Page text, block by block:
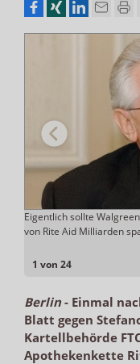
1 von 24
Eigentlich sollte
von Rite Aid Milliarden
Berlin- Einmal
Blatt gegen
Kartellbehörde
Apothekenkette